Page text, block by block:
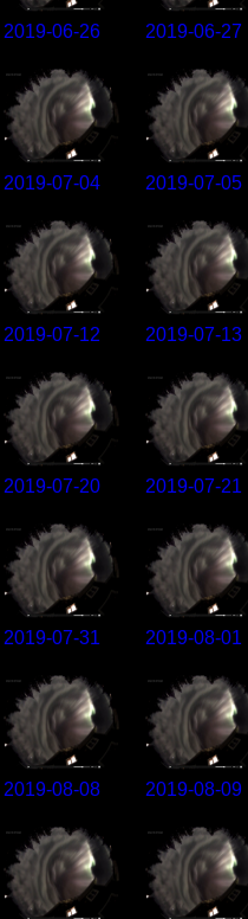
2019-06-26 2019-06-27
2019-07-04 2019-07-05
2019-07-12 2019-07-13
2019-07-20 2019-07-21
2019-07-31 2019-08-01
2019-08-08 2019-08-09